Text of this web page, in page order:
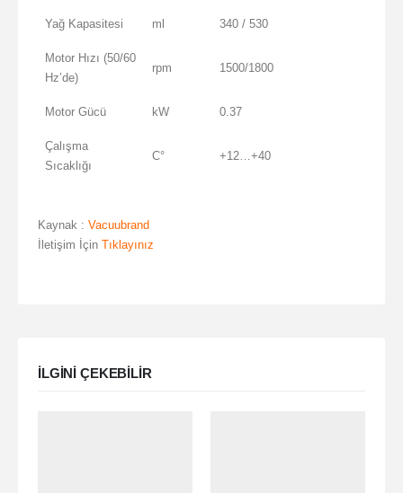
Yağ Kapasitesi ml 340 / 530
Motor Hızı (50/60
Hz’de)
rpm 1500/1800
Motor Gücü kW 0.37
Çalışma
Sıcaklığı
C° +12…+40
Kaynak : Vacuubrand
İletişim İçin Tıklayınız
ILGINI ÇEKEBILIR